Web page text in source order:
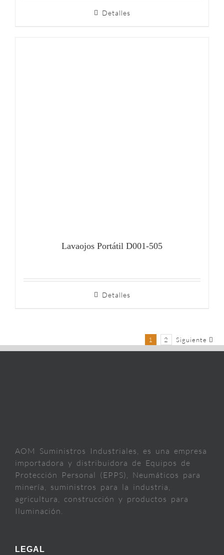
Detalles
Lavaojos Portátil D001-505
Detalles
1 2 Siguiente
AOM Suministros Industriales, es una empresa
importadora y distribuidora de Equipos de
Protección Personal (EPPS), Neumáticos para
minería, suministros para la industria,
agricultura, construcción y productos para
Iluminación.
LEGAL